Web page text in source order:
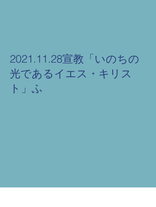
2021.11.28宣教「いのちの
光であるイエス・キリス
ト」ふ